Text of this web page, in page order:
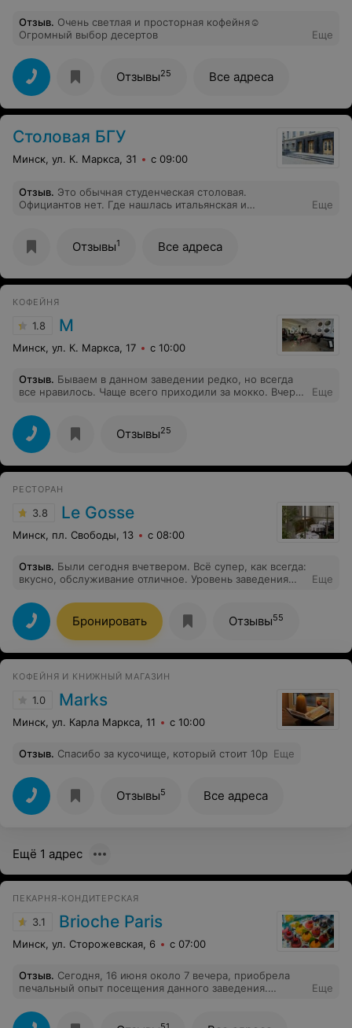
Отзыв. Очень светлая и просторная кофейня☺️
Огромный выбор десертов
Еще
Отзывы25 Все адреса
Столовая БГУ
Минск, ул. К. Маркса, 31 с 09:00
Отзыв. Это обычная студенческая столовая.
Официантов нет. Где нашлась итальянская и
столовые приборы и подносы имеют сильно
потрёпанный вид.
Еще
Отзывы1 Все адреса
КОФЕЙНЯ
1.8 М
Минск, ул. К. Маркса, 17 с 10:00
Отзыв. Бываем в данном заведении редко, но всегда
все нравилось. Чаще всего приходили за мокко. Вчера
Кофе был отвратительным! Шоколад почти не
чувствуется, на вкус как разбавленный кофе с
кипятком. Вот так за 1 раз, портится все хорошее
впечатление от заведения.
Еще
Отзывы25
РЕСТОРАН
3.8 Le Gosse
Минск, пл. Свободы, 13 с 08:00
Отзыв. Были сегодня вчетвером. Всё супер, как всегда:
вкусно, обслуживание отличное. Уровень заведения
Еще
Бронировать Отзывы55
КОФЕЙНЯ И КНИЖНЫЙ МАГАЗИН
1.0 Marks
Минск, ул. Карла Маркса, 11 с 10:00
Отзыв. Спасибо за кусочище, который стоит 10р Еще
Отзывы5 Все адреса
Ещё 1 адрес
ПЕКАРНЯ-КОНДИТЕРСКАЯ
3.1 Brioche Paris
Минск, ул. Сторожевская, 6 с 07:00
Отзыв. Сегодня, 16 июня около 7 вечера, приобрела
печальный опыт посещения данного заведения.
сделан заказ, так и просидела 15 минут в ожидании.
Особенной загруженности трёх (!) сотрудников
Еще